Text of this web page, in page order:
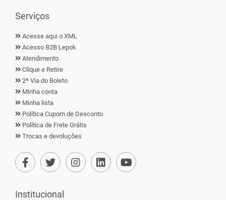
Serviços
Acesse aqui o XML
Acesso B2B Lepok
Atendimento
Clique e Retire
2ª Via do Boleto
Minha conta
Minha lista
Política Cupom de Desconto
Política de Frete Grátis
Trocas e devoluções
Institucional